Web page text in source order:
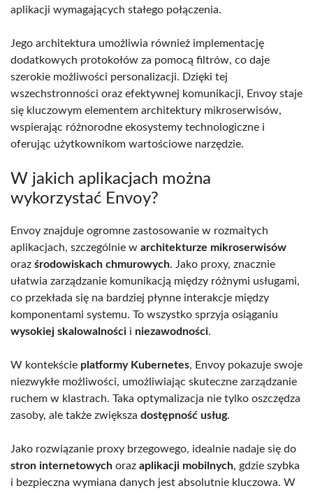
aplikacji wymagających stałego połączenia.
Jego architektura umożliwia również implementację
dodatkowych protokołów za pomocą filtrów, co daje
szerokie możliwości personalizacji. Dzięki tej
wszechstronności oraz efektywnej komunikacji, Envoy staje
się kluczowym elementem architektury mikroserwisów,
wspierając różnorodne ekosystemy technologiczne i
oferując użytkownikom wartościowe narzędzie.
W jakich aplikacjach można
wykorzystać Envoy?
Envoy znajduje ogromne zastosowanie w rozmaitych
aplikacjach, szczególnie w architekturze mikroserwisów
oraz środowiskach chmurowych. Jako proxy, znacznie
ułatwia zarządzanie komunikacją między różnymi usługami,
co przekłada się na bardziej płynne interakcje między
komponentami systemu. To wszystko sprzyja osiąganiu
wysokiej skalowalności i niezawodności.
W kontekście platformy Kubernetes, Envoy pokazuje swoje
niezwykłe możliwości, umożliwiając skuteczne zarządzanie
ruchem w klastrach. Taka optymalizacja nie tylko oszczędza
zasoby, ale także zwiększa dostępność usług.
Jako rozwiązanie proxy brzegowego, idealnie nadaje się do
stron internetowych oraz aplikacji mobilnych, gdzie szybka
i bezpieczna wymiana danych jest absolutnie kluczowa. W